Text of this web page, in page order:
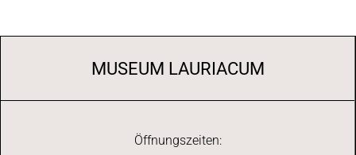
MUSEUM LAURIACUM
Öffnungszeiten: